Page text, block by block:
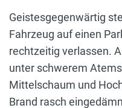
Geistesgegenwärtig
Fahrzeug auf einen
rechtzeitig verlassen.
unter schwerem
Mittelschaum und
Brand rasch